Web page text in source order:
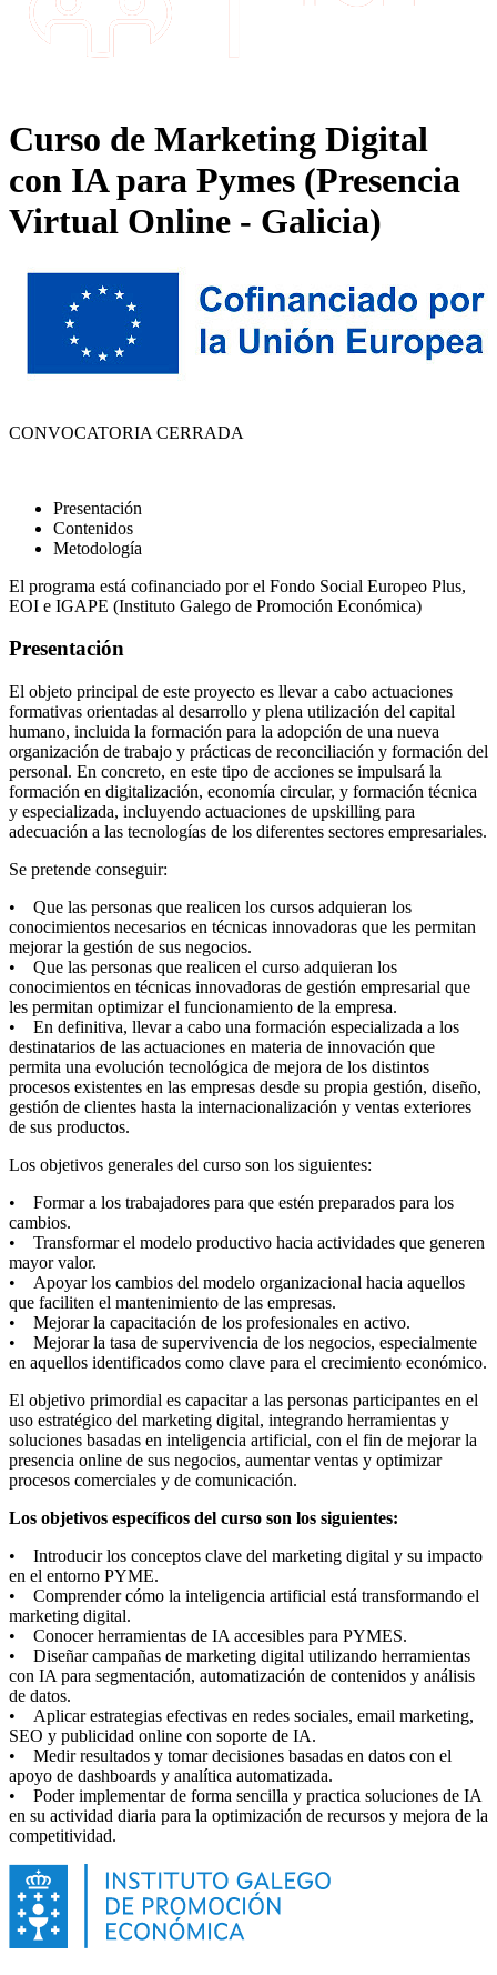
Curso de Marketing Digital
con IA para Pymes (Presencia
Virtual Online - Galicia)
CONVOCATORIA CERRADA
Presentación
Contenidos
Metodología
El programa está cofinanciado por el Fondo Social Europeo Plus,
EOI e IGAPE (Instituto Galego de Promoción Económica)
Presentación
El objeto principal de este proyecto es llevar a cabo actuaciones
formativas orientadas al desarrollo y plena utilización del capital
humano, incluida la formación para la adopción de una nueva
organización de trabajo y prácticas de reconciliación y formación del
personal. En concreto, en este tipo de acciones se impulsará la
formación en digitalización, economía circular, y formación técnica
y especializada, incluyendo actuaciones de upskilling para
adecuación a las tecnologías de los diferentes sectores empresariales.
Se pretende conseguir:
• Que las personas que realicen los cursos adquieran los
conocimientos necesarios en técnicas innovadoras que les permitan
mejorar la gestión de sus negocios.
• Que las personas que realicen el curso adquieran los
conocimientos en técnicas innovadoras de gestión empresarial que
les permitan optimizar el funcionamiento de la empresa.
• En definitiva, llevar a cabo una formación especializada a los
destinatarios de las actuaciones en materia de innovación que
permita una evolución tecnológica de mejora de los distintos
procesos existentes en las empresas desde su propia gestión, diseño,
gestión de clientes hasta la internacionalización y ventas exteriores
de sus productos.
Los objetivos generales del curso son los siguientes:
• Formar a los trabajadores para que estén preparados para los
cambios.
• Transformar el modelo productivo hacia actividades que generen
mayor valor.
• Apoyar los cambios del modelo organizacional hacia aquellos
que faciliten el mantenimiento de las empresas.
• Mejorar la capacitación de los profesionales en activo.
• Mejorar la tasa de supervivencia de los negocios, especialmente
en aquellos identificados como clave para el crecimiento económico.
El objetivo primordial es capacitar a las personas participantes en el
uso estratégico del marketing digital, integrando herramientas y
soluciones basadas en inteligencia artificial, con el fin de mejorar la
presencia online de sus negocios, aumentar ventas y optimizar
procesos comerciales y de comunicación.
Los objetivos específicos del curso son los siguientes:
• Introducir los conceptos clave del marketing digital y su impacto
en el entorno PYME.
• Comprender cómo la inteligencia artificial está transformando el
marketing digital.
• Conocer herramientas de IA accesibles para PYMES.
• Diseñar campañas de marketing digital utilizando herramientas
con IA para segmentación, automatización de contenidos y análisis
de datos.
• Aplicar estrategias efectivas en redes sociales, email marketing,
SEO y publicidad online con soporte de IA.
• Medir resultados y tomar decisiones basadas en datos con el
apoyo de dashboards y analítica automatizada.
• Poder implementar de forma sencilla y practica soluciones de IA
en su actividad diaria para la optimización de recursos y mejora de la
competitividad.